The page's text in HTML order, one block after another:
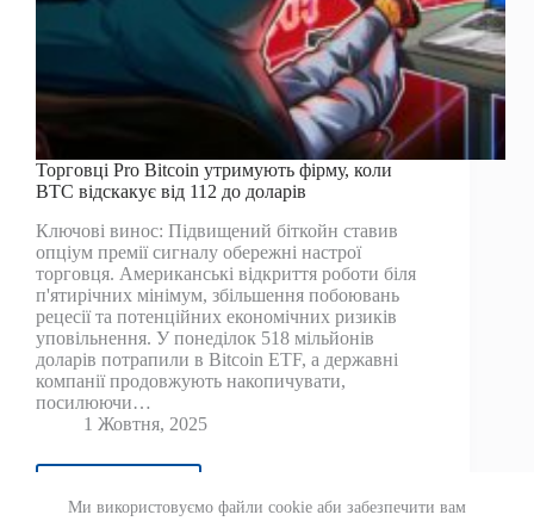
Ми використовуємо файли cookie аби забезпечити вам
Торговці Pro Bitcoin утримують фірму, коли
BTC відскакує від 112 до доларів
Ключові винос: Підвищений біткойн ставив
опціум премії сигналу обережні настрої
торговця. Американські відкриття роботи біля
п'ятирічних мінімум, збільшення побоювань
рецесії та потенційних економічних ризиків
уповільнення. У понеділок 518 мільйонів
доларів потрапили в Bitcoin ETF, а державні
компанії продовжують накопичувати,
посилюючи…
1 Жовтня, 2025